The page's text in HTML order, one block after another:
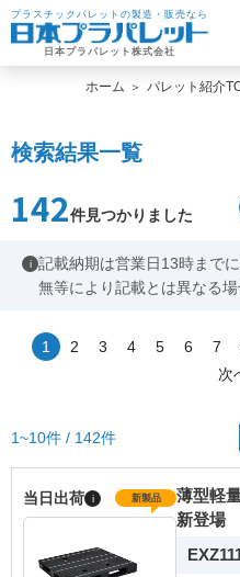
プラスチックパレットの製造・販売なら
日本プラパレット株式会社
ホーム パレット紹介
検索結果一覧
142件見つかりました
i 記載納期は営業日13時まで
無等により記載とは異なる場
1 2 3 4 5 6 7
次
1~10件 / 142件
当日出荷 i 新製品
薄型軽
新登場